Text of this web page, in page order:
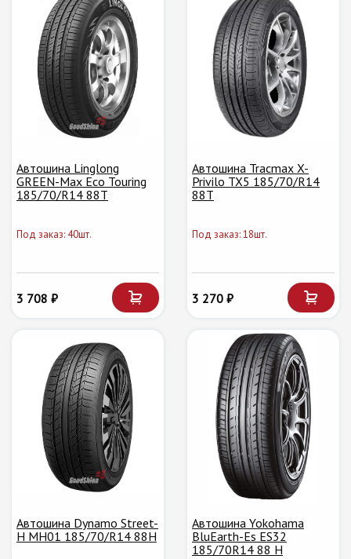
Автошина Linglong
GREEN-Max Eco Touring
185/70/R14 88T
Под заказ: 40шт.
3 708 ₽
Автошина Tracmax X-
Privilo TX5 185/70/R14
88T
Под заказ: 18шт.
3 270 ₽
Автошина Dynamo Street-
H MH01 185/70/R14 88H
Автошина Yokohama
BluEarth-Es ES32
185/70R14 88 H